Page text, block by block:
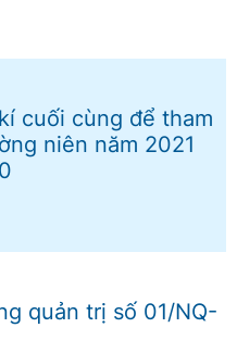
cuối cùng để tham
niên năm 2021
quản trị số 01/NQ-